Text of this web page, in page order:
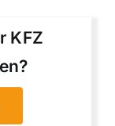
KFZ